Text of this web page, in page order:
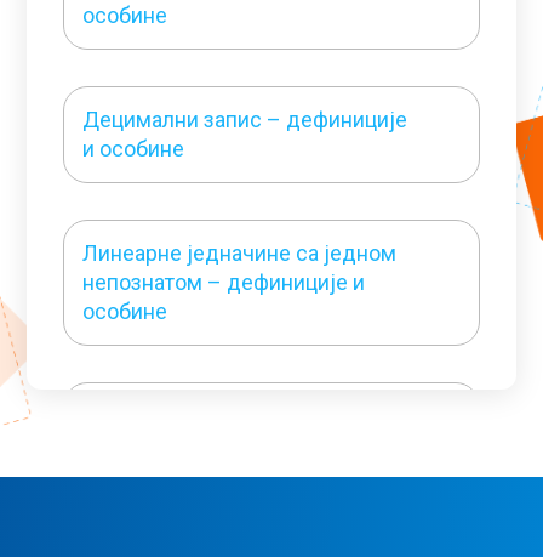
особине
Децимални запис – дефиниције
и особине
Линеарне једначине са једном
непознатом – дефиниције и
особине